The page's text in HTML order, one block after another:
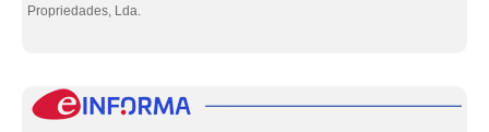
Propriedades, Lda.